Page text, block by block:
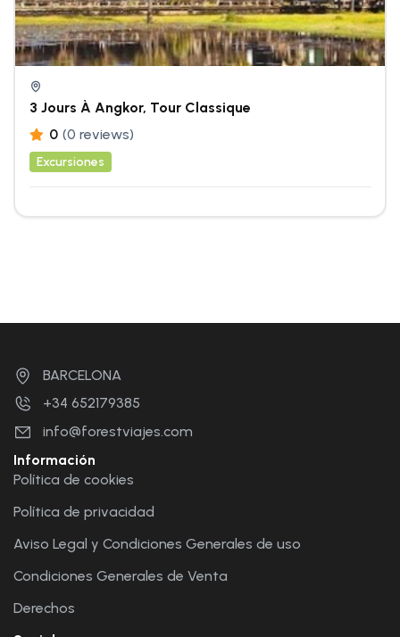
3 Jours À Angkor, Tour Classique
0 (0 reviews)
Excursiones
BARCELONA
+34 652179385
info@forestviajes.com
Información
Política de cookies
Política de privacidad
Aviso Legal y Condiciones Generales de uso
Condiciones Generales de Venta
Derechos